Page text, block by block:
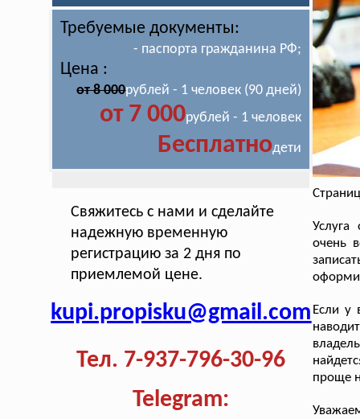
Требуемые документы:
- паспорта гражданина РФ;
Цена :
от 8 000рублей - 1 человек (90 дней)
от 7 000рублей - 1 человек
Бесплатнодети
Свяжитесь с нами и сделайте
надежную временную
регистрацию за 2 дня по
приемлемой цене.
kupi.propisku@gmail.com
Тел. 7-937-796-30-96
Telegram:
очень
Если у
проще